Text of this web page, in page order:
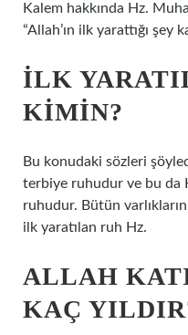
Kalem hakkında Hz.
“Allah’ın ilk yarattığı şey
İLK
KIMIN?
Bu konudaki sözleri
terbiye ruhudur ve bu da
ruhudur. Bütün
ilk yaratılan ruh Hz.
ALLAH
KAÇ